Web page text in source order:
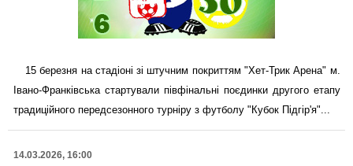
15 березня на стадіоні зі штучним покриттям "Хет-Трик Арена" м.
Івано-Франківська стартували півфінальні поєдинки другого етапу
традиційного передсезонного турніру з футболу "Кубок Підгір'я"...
14.03.2026, 16:00